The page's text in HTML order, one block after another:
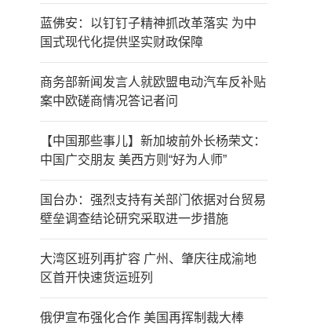
蓝佛安：以钉钉子精神抓改革落实 为中
国式现代化提供坚实财政保障
商务部新闻发言人就欧盟电动汽车反补贴
案中欧磋商情况答记者问
【中国那些事儿】新加坡前外长杨荣文：
中国广交朋友 美西方则“好为人师”
国台办：强烈支持有关部门依据对台贸易
壁垒调查结论研究采取进一步措施
大湾区班列再扩容 广州、肇庆往成渝地
区首开快速货运班列
俄伊宣布强化合作 美国再挥制裁大棒